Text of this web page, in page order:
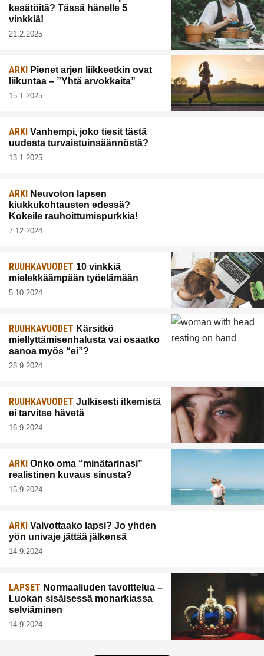
kesätöitä? Tässä hänelle 5
vinkkiä!
21.2.2025
ARKI Pienet arjen liikkeetkin ovat
liikuntaa – ”Yhtä arvokkaita”
15.1.2025
ARKI Vanhempi, joko tiesit tästä
uudesta turvaistuinsäännöstä?
13.1.2025
ARKI Neuvoton lapsen
kiukkukohtausten edessä?
Kokeile rauhoittumispurkkia!
7.12.2024
RUUHKAVUODET 10 vinkkiä
mielekkäämpään työelämään
5.10.2024
RUUHKAVUODET Kärsitkö
miellyttämisenhalusta vai osaatko
sanoa myös “ei”?
28.9.2024
RUUHKAVUODET Julkisesti itkemistä
ei tarvitse hävetä
16.9.2024
ARKI Onko oma “minätarinasi”
realistinen kuvaus sinusta?
15.9.2024
ARKI Valvottaako lapsi? Jo yhden
yön univaje jättää jälkensä
14.9.2024
LAPSET Normaaliuden tavoittelua –
Luokan sisäisessä monarkiassa
selviäminen
14.9.2024